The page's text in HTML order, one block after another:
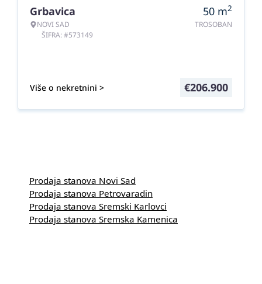
Grbavica
NOVI SAD
ŠIFRA: #573149
50 m2
TROSOBAN
Više o nekretnini > €206.900
Prodaja stanova Novi Sad
Prodaja stanova Petrovaradin
Prodaja stanova Sremski Karlovci
Prodaja stanova Sremska Kamenica